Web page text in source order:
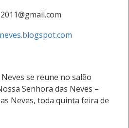
se reune no salão
Senhora das Neves –
Neves, toda quinta feira de